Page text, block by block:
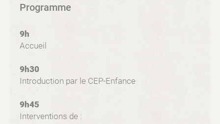
Programme
9h
Accueil
9h30
Introduction par le CEP-Enfance
9h45
Interventions de :